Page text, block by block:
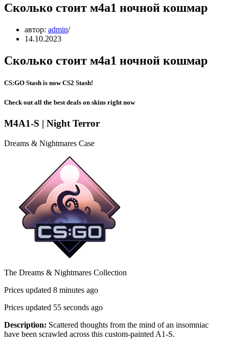
Сколько стоит м4а1 ночной кошмар
автор: admin
14.10.2023
Сколько стоит м4а1 ночной кошмар
CS:GO Stash is now CS2 Stash!
Check out all the best deals on skins right now
M4A1-S | Night Terror
Dreams & Nightmares Case
The Dreams & Nightmares Collection
Prices updated 8 minutes ago
Prices updated 55 seconds ago
Description: Scattered thoughts from the mind of an insomniac
have been scrawled across this custom-painted A1-S.